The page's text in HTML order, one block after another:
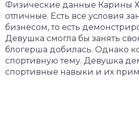
Физические данные Карины
отличные. Есть все условия
бизнесом, то есть
Девушка смогла бы занять
блогерша добилась. Однако
спортивную тему. Девушка
спортивные навыки и их